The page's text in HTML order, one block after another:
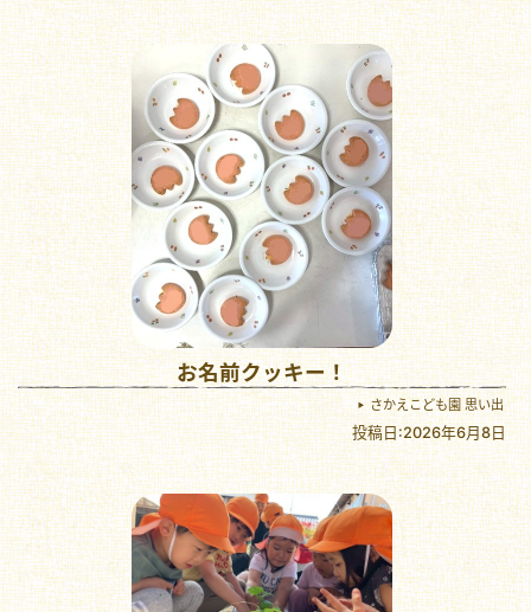
お名前クッキー！
さかえこども園 思い出
投稿日:2026年6月8日